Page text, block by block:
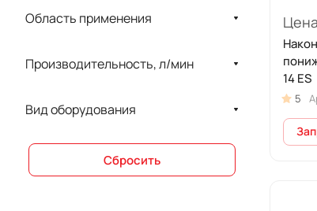
14 ES
5
Meyer
SIGER
Stern Weber
Область применения
Производительность, л/мин
Вид оборудования
Сбросить